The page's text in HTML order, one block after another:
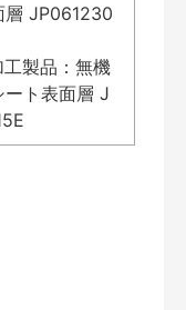
層 JP061230
製品：無機
ト表面層 J